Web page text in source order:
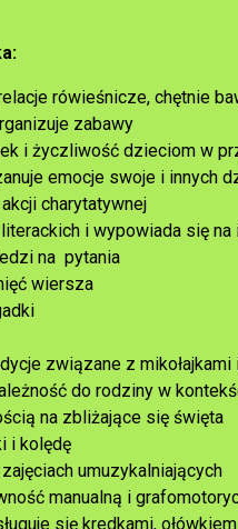
rówieśnicze, chętnie
zabawy
i życzliwość dzieciom w
emocje swoje i innych
charytatywnej
i wypowiada się na
na pytania
wiersza
związane z
do rodziny w
na zbliżające się święta
i kolędę
umuzykalniających
manualną i
się kredkami, ołówkiem